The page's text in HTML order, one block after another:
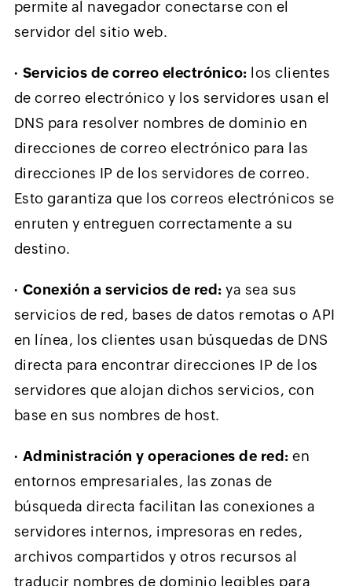
permite al navegador conectarse con el
servidor del sitio web.
∙ Servicios de correo electrónico: los clientes
de correo electrónico y los servidores usan el
DNS para resolver nombres de dominio en
direcciones de correo electrónico para las
direcciones IP de los servidores de correo.
Esto garantiza que los correos electrónicos se
enruten y entreguen correctamente a su
destino.
∙ Conexión a servicios de red: ya sea sus
servicios de red, bases de datos remotas o API
en línea, los clientes usan búsquedas de DNS
directa para encontrar direcciones IP de los
servidores que alojan dichos servicios, con
base en sus nombres de host.
∙ Administración y operaciones de red:en
entornos empresariales, las zonas de
búsqueda directa facilitan las conexiones a
servidores internos, impresoras en redes,
archivos compartidos y otros recursos al
traducir nombres de dominio legibles para